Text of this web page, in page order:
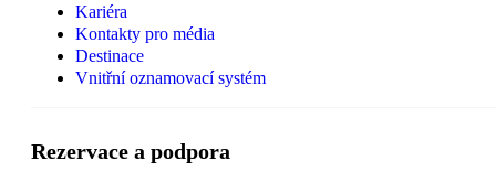
Kariéra
Kontakty pro média
Destinace
Vnitřní oznamovací systém
Rezervace a podpora